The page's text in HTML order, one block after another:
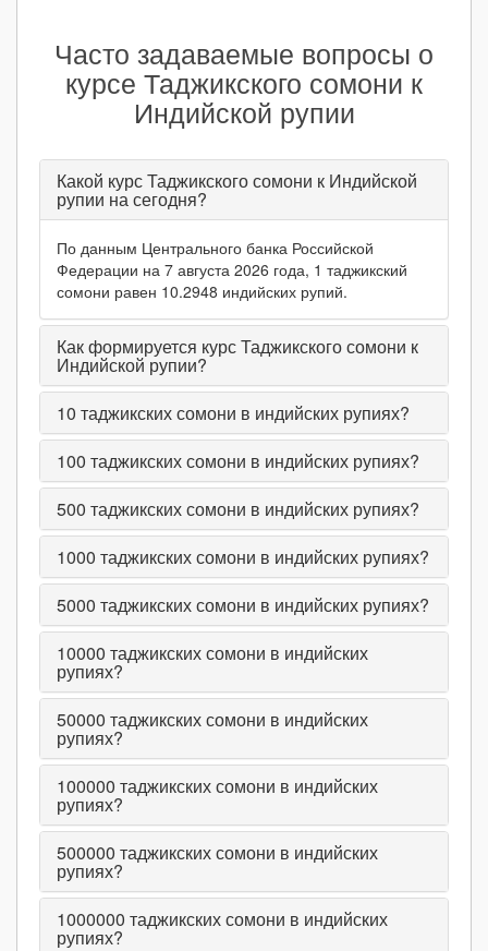
Часто задаваемые вопросы о
курсе Таджикского сомони к
Индийской рупии
Какой курс Таджикского сомони к Индийской
рупии на сегодня?
По данным Центрального банка Российской
Федерации на 7 августа 2026 года, 1 таджикский
сомони равен 10.2948 индийских рупий.
Как формируется курс Таджикского сомони к
Индийской рупии?
10 таджикских сомони в индийских рупиях?
100 таджикских сомони в индийских рупиях?
500 таджикских сомони в индийских рупиях?
1000 таджикских сомони в индийских рупиях?
5000 таджикских сомони в индийских рупиях?
10000 таджикских сомони в индийских
рупиях?
50000 таджикских сомони в индийских
рупиях?
100000 таджикских сомони в индийских
рупиях?
500000 таджикских сомони в индийских
рупиях?
1000000 таджикских сомони в индийских
рупиях?